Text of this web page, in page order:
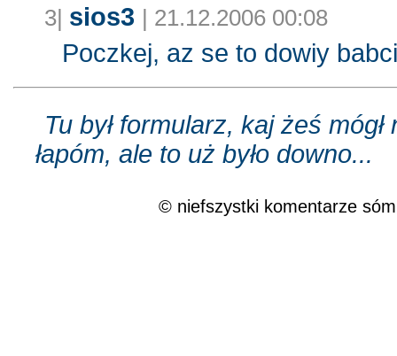
3| sios3 | 21.12.2006 00:08
Poczkej, az se to dowiy
Tu był formularz, kaj żeś
łapóm, ale to uż było downo...
© niefszystki komentarze